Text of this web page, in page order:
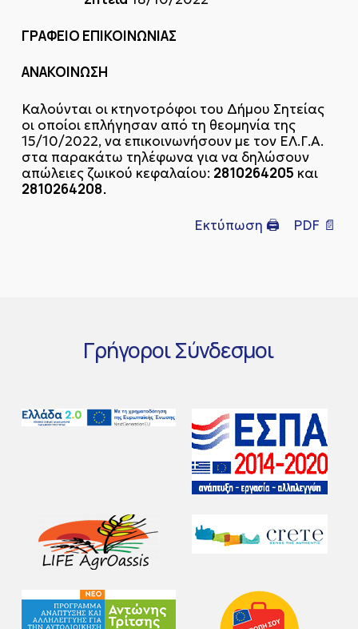
ΓΡΑΦΕΙΟ ΕΠΙΚΟΙΝΩΝΙΑΣ
ΑΝΑΚΟΙΝΩΣΗ
Καλούνται οι κτηνοτρόφοι του Δήμου Σητείας
οι οποίοι επλήγησαν από τη θεομηνία της
15/10/2022, να επικοινωνήσουν με τον ΕΛ.Γ.Α.
στα παρακάτω τηλέφωνα για να δηλώσουν
απώλειες ζωικού κεφαλαίου: 2810264205 και
2810264208.
Εκτύπωση 🖨 PDF 📄
ΓρήγοροιΣύνδεσμοι